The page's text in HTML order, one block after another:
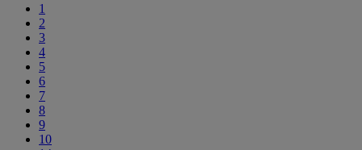
1
2
3
4
5
6
7
8
9
10